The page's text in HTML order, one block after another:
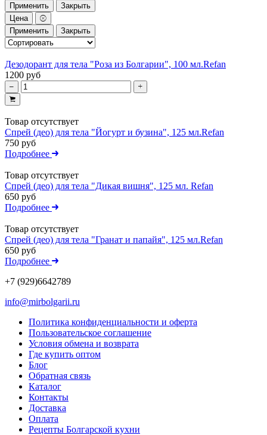
Применить
Закрыть
Цена
Применить
Закрыть
Дезодорант для тела "Роза из Болгарии", 100 мл.Refan
1200 руб
Товар отсутствует
Спрей (део) для тела "Йогурт и бузина", 125 мл.Refan
750 руб
Подробнее
Товар отсутствует
Спрей (део) для тела "Дикая вишня", 125 мл. Refan
650 руб
Подробнее
Товар отсутствует
Спрей (део) для тела "Гранат и папайя", 125 мл.Refan
650 руб
Подробнее
+7 (929)6642789
info@mirbolgarii.ru
Политика конфиденциальности и оферта
Пользовательское соглашение
Условия обмена и возврата
Где купить оптом
Блог
Обратная связь
Каталог
Контакты
Доставка
Оплата
Рецепты Болгарской кухни